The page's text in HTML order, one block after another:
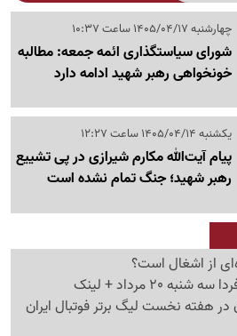
چهارشنبه 1405/04/17 ساعت 10:37
شورای سیاستگذاری ائمه جمعه: مطالبه
خونخواهی رهبر شهید ادامه دارد
یکشنبه 1405/04/14 ساعت 12:27
پیام آیت‌الله مکارم شیرازی در پی تشییع
رهبر شهید؛ جنگ تمام نشده است
از اشغال است؟
20 مرداد + لینک
در هفته نخست لیگ برتر فوتبال ایران